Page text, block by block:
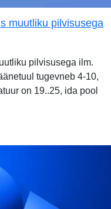
muutliku pilvisusega
pilvisusega ilm.
tugevneb 4-10,
on 19..25, ida pool